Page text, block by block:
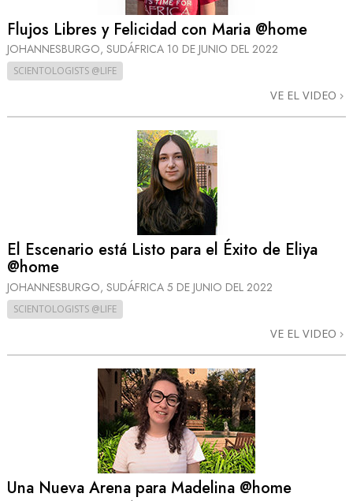
Flujos Libres y Felicidad con Maria @home
JOHANNESBURGO, SUDÁFRICA 10 DE JUNIO DEL 2022
SCIENTOLOGISTS @LIFE
VE EL VIDEO
El Escenario está Listo para el Éxito de Eliya
@home
JOHANNESBURGO, SUDÁFRICA 5 DE JUNIO DEL 2022
SCIENTOLOGISTS @LIFE
VE EL VIDEO
Una Nueva Arena para Madelina @home